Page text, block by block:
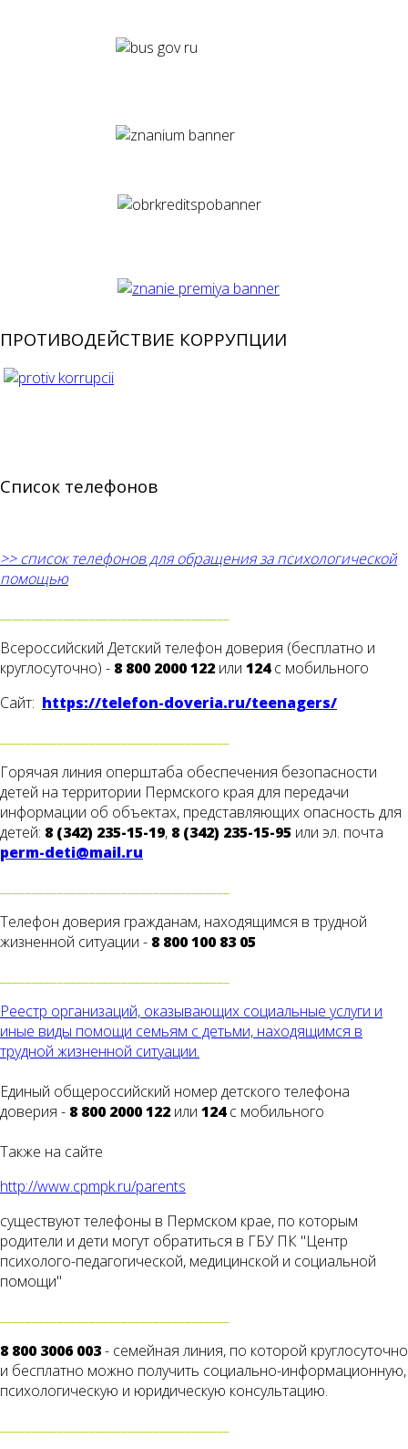
ПРОТИВОДЕЙСТВИЕ КОРРУПЦИИ
Список телефонов
>> список телефонов для обращения за психологической
помощью
Всероссийский Детский телефон доверия (бесплатно и
круглосуточно) - 8 800 2000 122или 124с мобильного
Сайт: https://telefon-doveria.ru/teenagers/
Горячая линия оперштаба обеспечения безопасности
детей на территории Пермского края для передачи
информации об объектах, представляющих опасность для
детей: 8 (342) 235-15-19, 8 (342) 235-15-95 или эл. почта
perm-deti@mail.ru
Телефон доверия гражданам, находящимся в трудной
жизненной ситуации - 8 800 100 83 05
Реестр организаций, оказывающих социальные услуги и
иные виды помощи семьям с детьми, находящимся в
трудной жизненной ситуации.
Единый общероссийский номер детского телефона
доверия - 8 800 2000 122или 124с мобильного
Также на сайте
http://www.cpmpk.ru/parents
существуют телефоны в Пермском крае, по которым
родители и дети могут обратиться в ГБУ ПК "Центр
психолого-педагогической, медицинской и социальной
помощи"
8 800 3006 003- семейная линия, по которой круглосуточно
и бесплатно можно получить социально-информационную,
психологическую и юридическую консультацию.